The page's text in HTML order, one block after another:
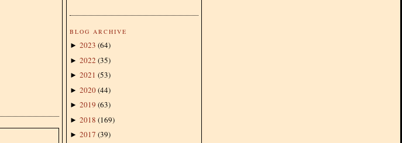
BLOG ARCHIVE
► 2023 (64)
► 2022 (35)
► 2021 (53)
► 2020(44)
► 2019 (63)
► 2018 (169)
► 2017 (39)